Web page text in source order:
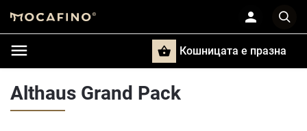
Кошницата e празна
Althaus Grand Pack